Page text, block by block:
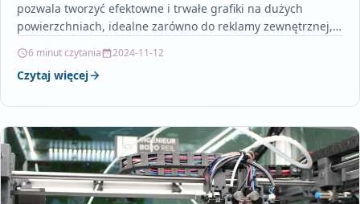
pozwala tworzyć efektowne i trwałe grafiki na dużych
powierzchniach, idealne zarówno do reklamy zewnętrznej,
6 minut czytania 2024-11-12
Czytaj więcej